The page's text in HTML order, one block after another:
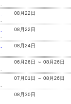
08月22日
08月22日
08月24日
06月26日 ～ 08月26日
07月01日 ～ 08月26日
08月30日